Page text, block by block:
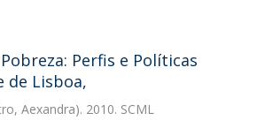
Perfis e Políticas
de Lisboa,
Aexandra). 2010. SCML